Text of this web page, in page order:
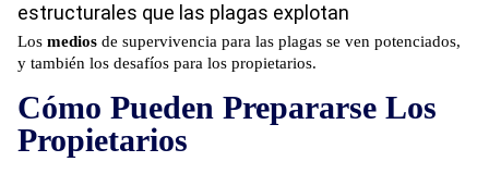
estructurales que las plagas explotan
Los medios de supervivencia para las plagas se ven potenciados,
y también los desafíos para los propietarios.
Cómo Pueden Prepararse Los
Propietarios